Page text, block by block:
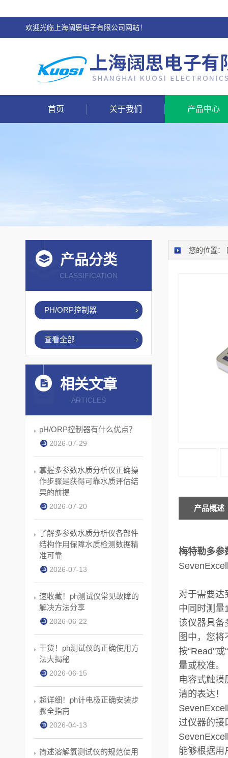
欢迎光临上海阔思电子有限公司网站！
首页 关于我们 产品中心
您的位置：
产品概述
梅特勒多参
对于需要达
中同时测量
该仪器具备
图中，您
按“Read"
量或校准。
电容式触
清的表达！
过仪器的接
能够根据用
产品分类
CLASSIFICATION
PH/ORP控制器
查看全部
相关文章
ARTICLES
pH/ORP控制器有什么优点？
2026-07-29
掌握多参数水质分析仪正确操
作步骤是获得可靠水质评估结
果的前提
2026-07-20
了解多参数水质分析仪各部件
结构作用保障水质检测数据精
准可靠
2026-07-13
速收藏！ph测试仪常见故障的
解决方法分享
2026-06-22
干货！ph测试仪的正确使用方
法大揭秘
2026-06-15
超详细！ph计电极正确安装步
骤全指南
2026-04-13
简述溶解氧测试仪的规范使用